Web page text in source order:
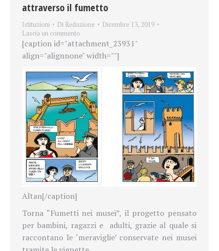
attraverso il fumetto
Istituzioni Di Redazione
Dicembre 13, 2019
Lascia un commento
[caption id="attachment_23931"
align="alignnone" width=""]
Altan[/caption]
Torna “Fumetti nei musei”, ilprogetto pensato
per bambini, ragazzi e adulti, grazie al quale si
raccontano le ‘meraviglie’ conservate nei musei